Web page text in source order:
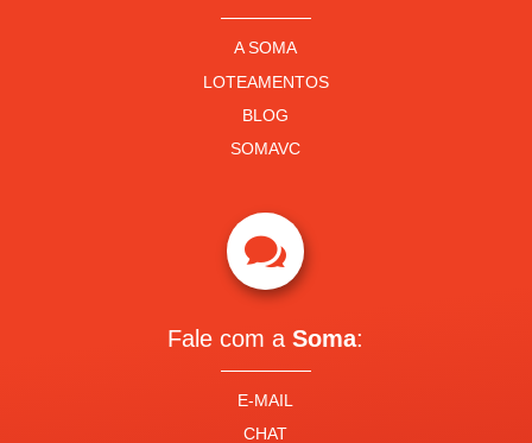
A SOMA
LOTEAMENTOS
BLOG
SOMAVC

Fale com aSoma:
E-MAIL
CHAT